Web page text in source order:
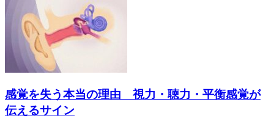
感覚を失う本当の理由 視力・聴力・平衡感覚が
伝えるサイン